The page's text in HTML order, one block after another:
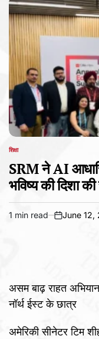
POSTED
शिक्षा
SRM ने AI
भविष्य की दिशा
Estimated
1 min read
on
June 12,
असम बाढ़ राहत
नॉर्थ ईस्ट के छात्र
अमेरिकी सीनेटर टिम